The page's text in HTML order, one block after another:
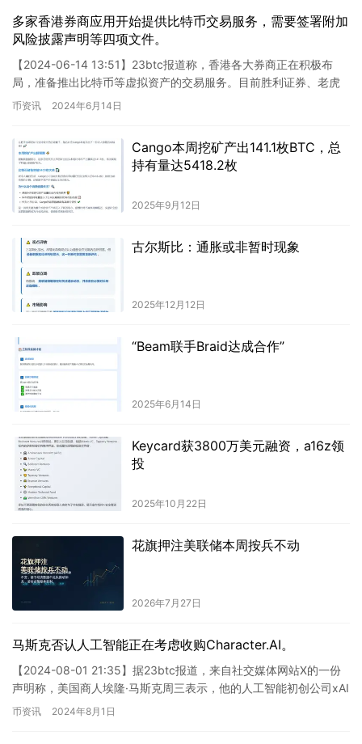
多家香港券商应用开始提供比特币交易服务，需要签署附加
风险披露声明等四项文件。
【2024-06-14 13:51】23btc报道称，香港各大券商正在积极布
局，准备推出比特币等虚拟资产的交易服务。目前胜利证券、老虎
证券、盈透证券等知名券商均已上线相关服务。投资…
币资讯 2024年6月14日
Cango本周挖矿产出141.1枚BTC，总
持有量达5418.2枚
2025年9月12日
古尔斯比：通胀或非暂时现象
2025年12月12日
“Beam联手Braid达成合作”
2025年6月14日
Keycard获3800万美元融资，a16z领
投
2025年10月22日
花旗押注美联储本周按兵不动
2026年7月27日
马斯克否认人工智能正在考虑收购Character.AI。
【2024-08-01 21:35】据23btc报道，来自社交媒体网站X的一份
声明称，美国商人埃隆·马斯克周三表示，他的人工智能初创公司xAI
并不考虑收购聊天机器人初创公司Char…
币资讯 2024年8月1日